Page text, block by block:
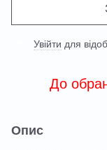
Увійти для
До
Опис